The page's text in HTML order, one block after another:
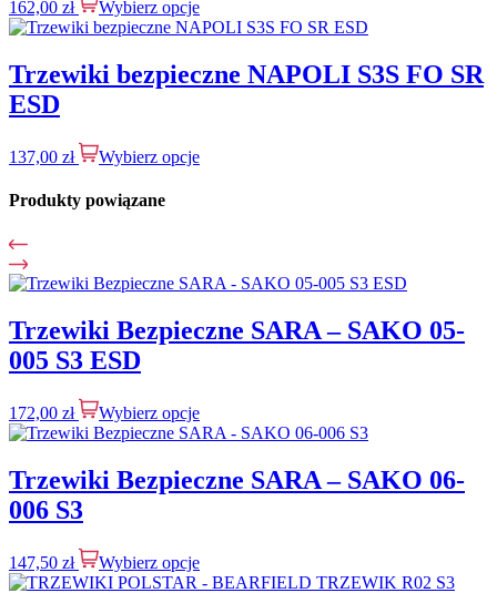
162,00 zł Wybierz opcje
Trzewiki bezpieczne NAPOLI S3S FO SR
ESD
137,00 zł Wybierz opcje
Produkty powiązane
Trzewiki Bezpieczne SARA – SAKO 05-
005 S3 ESD
172,00 zł Wybierz opcje
Trzewiki Bezpieczne SARA – SAKO 06-
006 S3
147,50 zł Wybierz opcje